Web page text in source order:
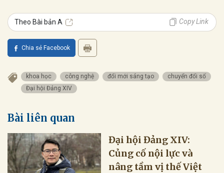
Theo Bài bản A Copy Link
Chia sẻ Facebook
khoa học công nghệ đổi mới sáng tạo
chuyển đổi số
Đại hội Đảng XIV
Bài liên quan
Đại hội Đảng XIV:
Củng cố nội lực và
nâng tầm vị thế Việt